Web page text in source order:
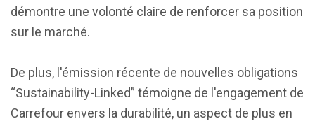
démontre une volonté claire de renforcer sa position
sur le marché.
De plus, l'émission récente de nouvelles obligations
“Sustainability-Linked” témoigne de l'engagement de
Carrefour envers la durabilité, un aspect de plus en